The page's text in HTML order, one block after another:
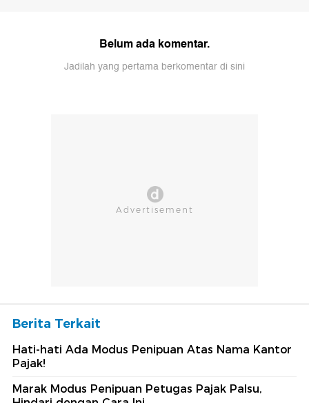
Belum ada komentar.
Jadilah yang pertama berkomentar di sini
Berita Terkait
Hati-hati Ada Modus Penipuan Atas Nama Kantor
Pajak!
Marak Modus Penipuan Petugas Pajak Palsu,